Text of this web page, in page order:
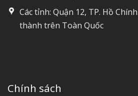
Các tỉnh: Quận 12, TP. Hồ
thành trên Toàn Quốc
Chính sách